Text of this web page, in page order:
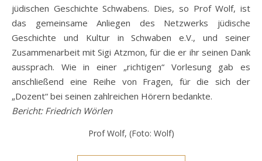
jüdischen Geschichte Schwabens. Dies, so Prof Wolf, ist
das gemeinsame Anliegen des Netzwerks jüdische
Geschichte und Kultur in Schwaben e.V., und seiner
Zusammenarbeit mit Sigi Atzmon, für die er ihr seinen Dank
aussprach. Wie in einer „richtigen“ Vorlesung gab es
anschließend eine Reihe von Fragen, für die sich der
„Dozent“ bei seinen zahlreichen Hörern bedankte.
Bericht: Friedrich Wörlen
Prof Wolf, (Foto: Wolf)